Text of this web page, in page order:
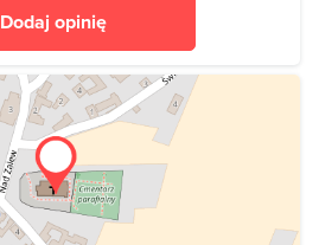
Dodaj opinię